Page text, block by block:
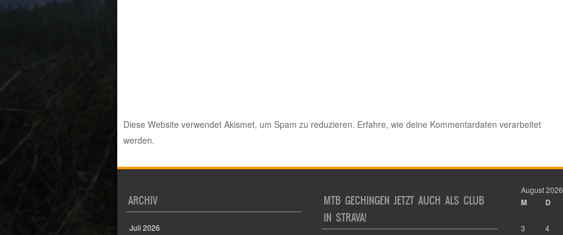
Diese Website verwendet Akismet, um Spam zu reduzieren. Erfahre, wie deine Kommentardaten verarbeitet
werden.
ARCHIV
Juli 2026
MTB GECHINGEN JETZT AUCH ALS CLUB
IN STRAVA!
August 2026
M D
3
4